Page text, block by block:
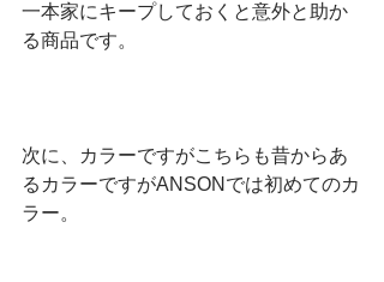
一本家にキープしておくと意外と助か
る商品です。
次に、カラーですがこちらも昔からあ
るカラーですがANSONでは初めてのカ
ラー。